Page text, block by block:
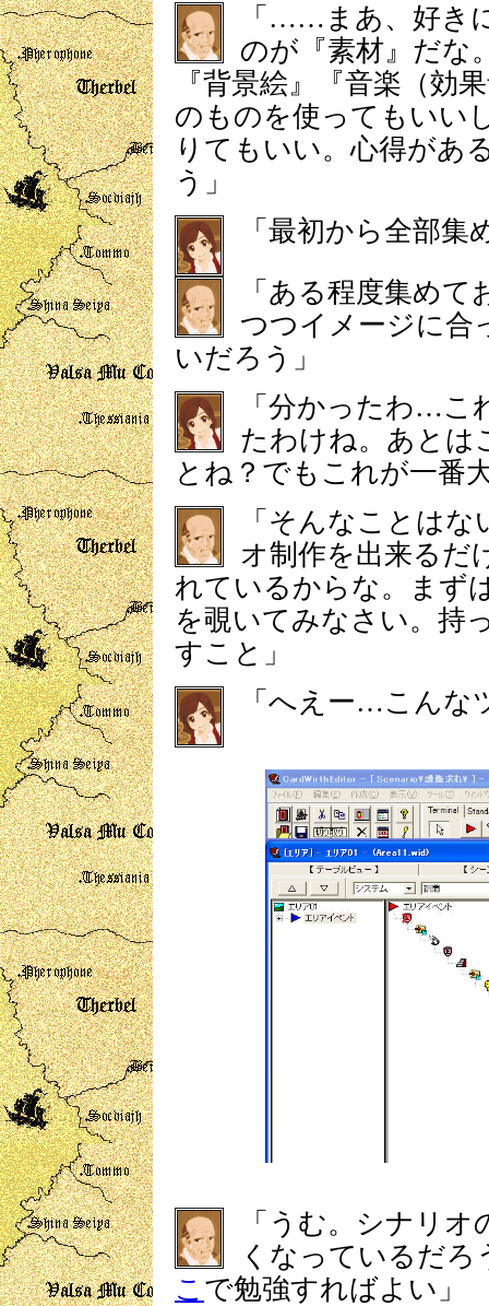
「……まあ、好き
のが『素材』だな
『背景絵』『音楽（効
のものを使ってもいい
りてもいい。心得があ
う」
「最初から全部
「ある程度集め
つつイメージに合
いだろう」
「分かったわ…こ
たわけね。あとは
とね？でもこれが一番
「そんなことは
オ制作を出来るだ
れているからな。まず
を覗いてみなさい。持
すこと」
「へえー…こんな
「うむ。シナリ
くなっているだろ
こ で勉強すればよい」